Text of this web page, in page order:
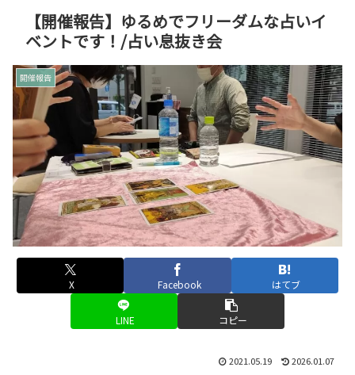
【開催報告】ゆるめでフリーダムな占いイ
ベントです！/占い息抜き会
開催報告
X Facebook はてブ
LINE コピー
2021.05.19 2026.01.07